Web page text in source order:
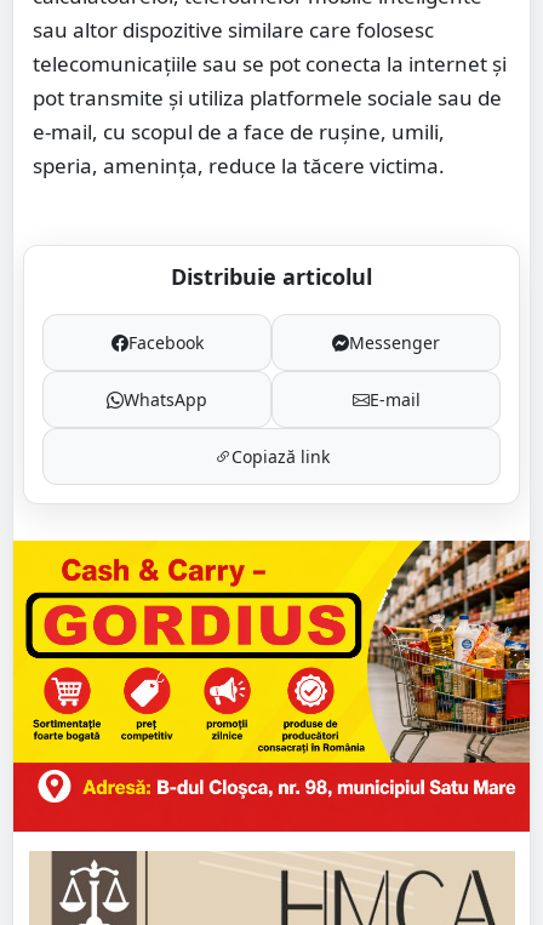
sau altor dispozitive similare care folosesc
telecomunicațiile sau se pot conecta la internet și
pot transmite și utiliza platformele sociale sau de
e-mail, cu scopul de a face de rușine, umili,
speria, amenința, reduce la tăcere victima.
Distribuie articolul
Facebook Messenger
WhatsApp E-mail
Copiază link